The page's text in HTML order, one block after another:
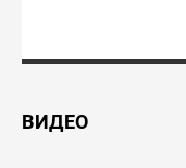
ВИДЕО